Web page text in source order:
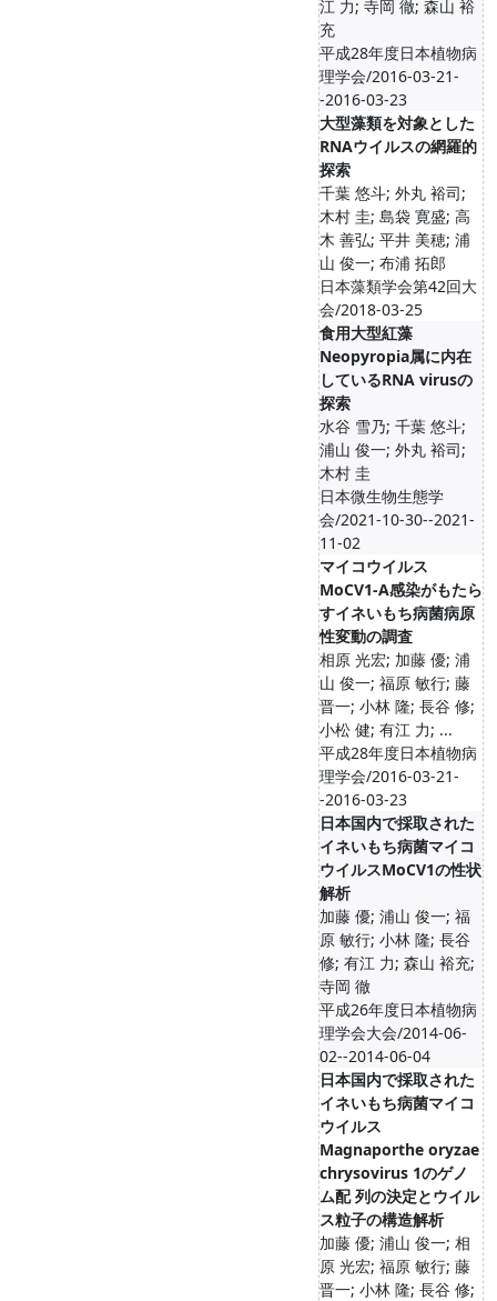
江 力; 寺岡 徹; 森山 裕
充
平成28年度日本植物病
理学会/2016-03-21-
-2016-03-23
大型藻類を対象とした
RNAウイルスの網羅的
探索
千葉 悠斗; 外丸 裕司;
木村 圭; 島袋 寛盛; 高
木 善弘; 平井 美穂; 浦
山 俊一; 布浦 拓郎
日本藻類学会第42回大
会/2018-03-25
食用大型紅藻
Neopyropia属に内在
しているRNA virusの
探索
水谷 雪乃; 千葉 悠斗;
浦山 俊一; 外丸 裕司;
木村 圭
日本微生物生態学
会/2021-10-30--2021-
11-02
マイコウイルス
MoCV1-A感染がもたら
すイネいもち病菌病原
性変動の調査
相原 光宏; 加藤 優; 浦
山 俊一; 福原 敏行; 藤
晋一; 小林 隆; 長谷 修;
小松 健; 有江 力; ...
平成28年度日本植物病
理学会/2016-03-21-
-2016-03-23
日本国内で採取された
イネいもち病菌マイコ
ウイルスMoCV1の性状
解析
加藤 優; 浦山 俊一; 福
原 敏行; 小林 隆; 長谷
修; 有江 力; 森山 裕充;
寺岡 徹
平成26年度日本植物病
理学会大会/2014-06-
02--2014-06-04
日本国内で採取された
イネいもち病菌マイコ
ウイルス
Magnaporthe oryzae
chrysovirus 1のゲノ
ム配 列の決定とウイル
ス粒子の構造解析
加藤 優; 浦山 俊一; 相
原 光宏; 福原 敏行; 藤
晋一; 小林 隆; 長谷 修;